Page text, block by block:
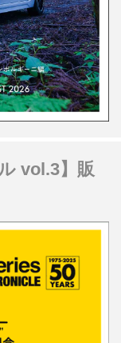
vol.3】販